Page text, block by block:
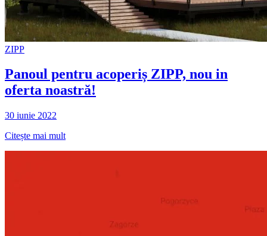
ZIPP
Panoul pentru acoperiș ZIPP, nou in
oferta noastră!
30 iunie 2022
Citește mai mult